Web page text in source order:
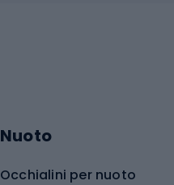
Nuoto
Occhialini per nuoto